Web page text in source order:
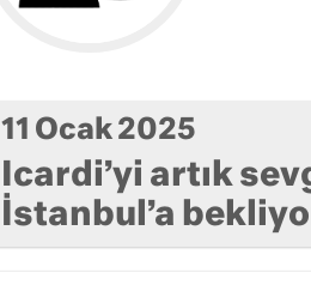
11 Ocak 2025
Icardi’yi artık
İstanbul’a